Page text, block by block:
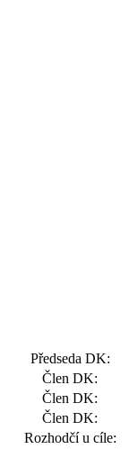
Předseda DK:
Člen DK:
Člen DK:
Člen DK:
Rozhodčí u cíle: